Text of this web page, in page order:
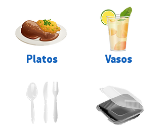
Platos Vasos